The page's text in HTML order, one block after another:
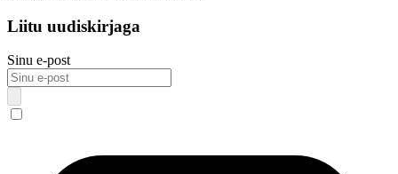
Liitu uudiskirjaga
Sinu e-post